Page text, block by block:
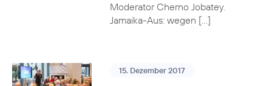
Moderator Cherno Jobatey.
Jamaika-Aus: wegen […]
15. Dezember 2017